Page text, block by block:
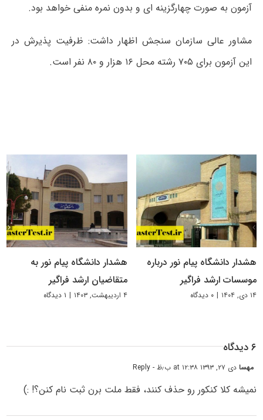
آزمون به صورت چهارگزینه ای و بدون نمره منفی خواهد بود.
مشاور عالی سازمان سنجش اظهار داشت: ظرفیت پذیرش در
این آزمون برای ۷۰۵ رشته محل ۱۶ هزار و ۸۰ نفر است.
هشدار دانشگاه پیام نور درباره
موسسات ارشد فراگیر
۱۴ دی, ۱۴۰۴ | ۰ دیدگاه
هشدار دانشگاه پیام نور به
متقاضیان ارشد فراگیر
۴ اردیبهشت, ۱۴۰۳ | ۱ دیدگاه
۶ دیدگاه
مهسادی ۲۷, ۱۳۹۳ at ۱۲:۳۸ ب٫ظ - Reply
نمیشه کلا کنکور رو حذف کنند، فقط ملت برن ثبت نام کنن؟! :)